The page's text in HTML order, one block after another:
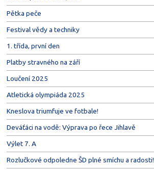
Pětka peče
Festival vědy a techniky
1. třída, první den
Platby stravného na září
Loučení 2025
Atletická olympiáda 2025
Kneslova triumfuje ve fotbale!
Deváťáci na vodě: Výprava po řece Jihlavě
Výlet 7. A
Rozlučkové odpoledne ŠD plné smíchu a radosti!